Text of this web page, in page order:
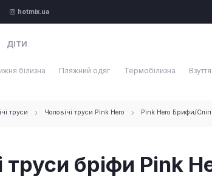
hotmix.ua
ДІТИ
білизна Пляжний одяг Термобілизна Взуття
труси Чоловічі труси Pink Hero Pink Hero Брифи/
труси бріфи Pink